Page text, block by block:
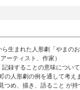
生まれた人形劇「やまのお
ーティスト、作家）
録することの意味につい
の人形劇の例を通して考え
つめ、描き、語ること が